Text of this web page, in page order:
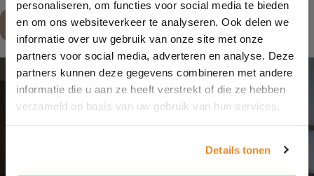
personaliseren, om functies voor social media te bieden
en om ons websiteverkeer te analyseren. Ook delen we
informatie over uw gebruik van onze site met onze
partners voor social media, adverteren en analyse. Deze
partners kunnen deze gegevens combineren met andere
informatie die u aan ze heeft verstrekt of die ze hebben
verzameld op basis van uw gebruik van hun services.
Details tonen
Maak een afspraak